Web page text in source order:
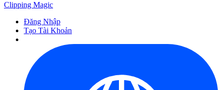
Clipping Magic
Đăng Nhập
Tạo Tài Khoản